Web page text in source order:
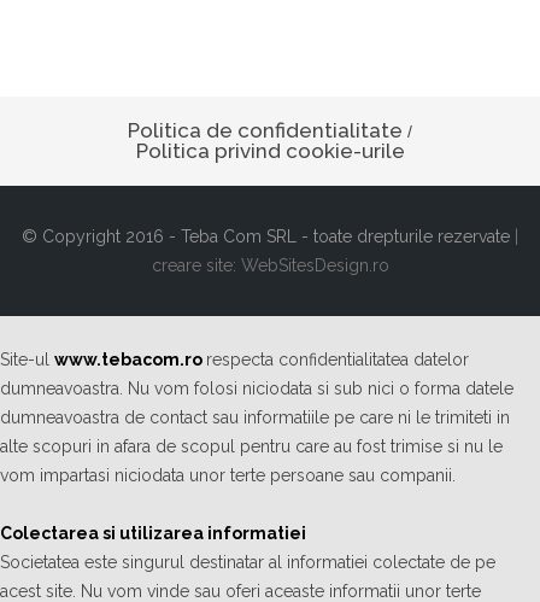
Politica de confidentialitate /
Politica privind cookie-urile
© Copyright 2016 - Teba Com SRL - toate drepturile rezervate
creare site: WebSitesDesign.ro
Site-ul www.tebacom.ro respecta confidentialitatea datelor
dumneavoastra. Nu vom folosi niciodata si sub nici o forma datele
dumneavoastra de contact sau informatiile pe care ni le trimiteti in
alte scopuri in afara de scopul pentru care au fost trimise si nu le
vom impartasi niciodata unor terte persoane sau companii.
Colectarea si utilizarea informatiei
Societatea este singurul destinatar al informatiei colectate de pe
acest site. Nu vom vinde sau oferi aceaste informatii unor terte